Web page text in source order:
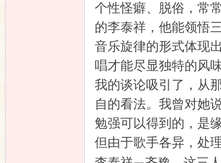
个性怪癖、脱俗，常
的李泰祥，他能领悟
音乐旋律的形式体现
唱才能尽显独特的风
我的谈论吸引了，从
自的看法。我曾对她
勉强可以得到的，是
但由于歌手各异，处